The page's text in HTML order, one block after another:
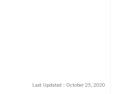
Last Updated : October 25, 2020